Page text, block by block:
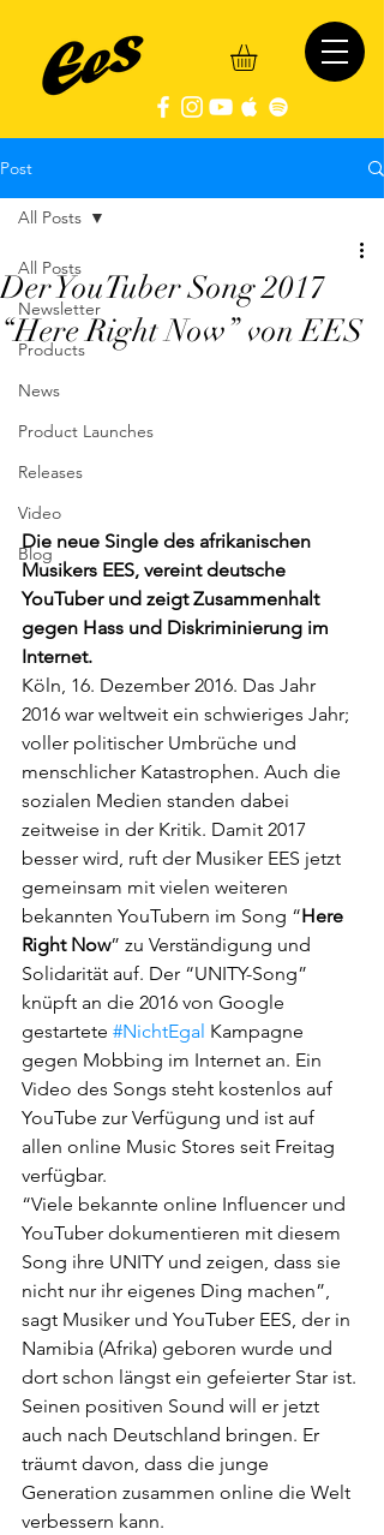
Post
All Posts
Newsletter
Products
News
Product Launches
Releases
Video
Blog
All Posts
Der YouTuber Song 2017
“Here Right Now” von EES
Die neue Single des afrikanischen
Musikers EES, vereint deutsche
YouTuber und zeigt Zusammenhalt
gegen Hass und Diskriminierung im
Internet.
Köln, 16. Dezember 2016. Das Jahr
2016 war weltweit ein schwieriges Jahr;
voller politischer Umbrüche und
menschlicher Katastrophen. Auch die
sozialen Medien standen dabei
zeitweise in der Kritik. Damit 2017
besser wird, ruft der Musiker EES jetzt
gemeinsam mit vielen weiteren
bekannten YouTubern im Song “Here
Right Now” zu Verständigung und
Solidarität auf. Der “UNITY-Song”
knüpft an die 2016 von Google
gestartete #NichtEgal Kampagne
gegen Mobbing im Internet an. Ein
Video des Songs steht kostenlos auf
YouTube zur Verfügung und ist auf
allen online Music Stores seit Freitag
verfügbar.
“Viele bekannte online Influencer und
YouTuber dokumentieren mit diesem
Song ihre UNITY und zeigen, dass sie
nicht nur ihr eigenes Ding machen”,
sagt Musiker und YouTuber EES, der in
Namibia (Afrika) geboren wurde und
dort schon längst ein gefeierter Star ist.
Seinen positiven Sound will er jetzt
auch nach Deutschland bringen. Er
träumt davon, dass die junge
Generation zusammen online die Welt
verbessern kann.